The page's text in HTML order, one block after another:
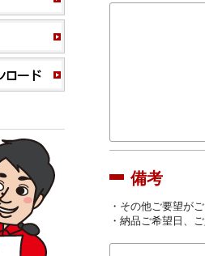
備考
・その他ご要望が
・納品ご希望日、